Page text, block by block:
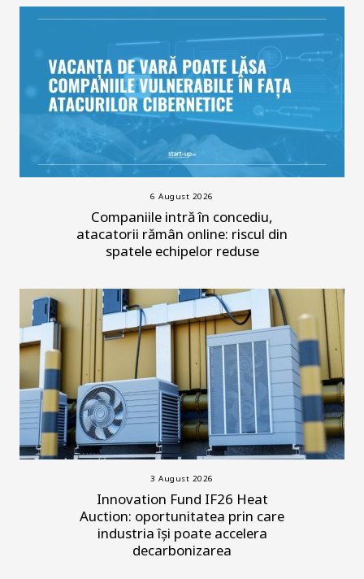
6 August 2026
Companiile intră în concediu,
atacatorii rămân online: riscul din
spatele echipelor reduse
3 August 2026
Innovation Fund IF26 Heat
Auction: oportunitatea prin care
industria își poate accelera
decarbonizarea